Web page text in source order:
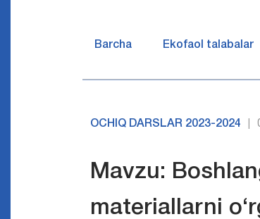
Barcha Ekofaol talabalar
OCHIQ DARSLAR 2023-2024
Mavzu:
materiallarni